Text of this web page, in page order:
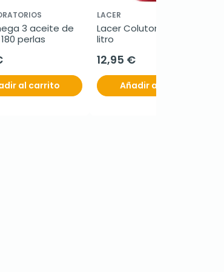
3 aceite de
perlas
al carrito
LACER
Lacer Colutorio Diario, 1
litro
12,95 €
Añadir al carrito